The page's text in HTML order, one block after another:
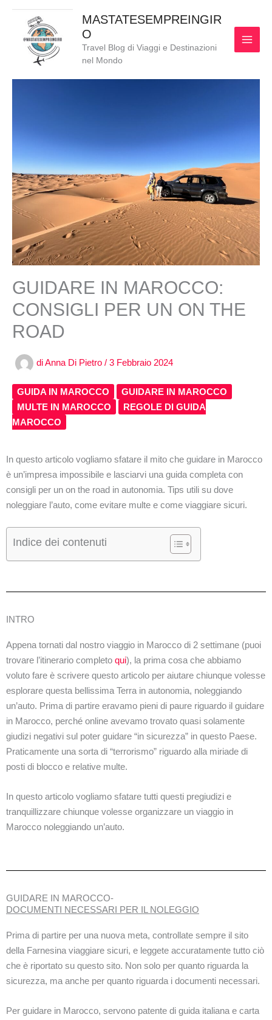
contenuto
MASTATESEMPREINGIR
O
Travel Blog di Viaggi e Destinazioni
nel Mondo
GUIDARE IN MAROCCO:
CONSIGLI PER UN ON THE
ROAD
diAnna Di Pietro / 3 Febbraio 2024
GUIDA IN MAROCCO
GUIDARE IN MAROCCO
MULTE IN MAROCCO
REGOLE DI GUIDA
MAROCCO
In questo articolo vogliamo sfatare il mito che guidare in Marocco
è un’impresa impossibile e lasciarvi una guida completa con
consigli per un on the road in autonomia. Tips utili su dove
noleggiare l’auto, come evitare multe e come viaggiare sicuri.
Indice dei contenuti
INTRO
Appena tornati dal nostro viaggio in Marocco di 2 settimane (puoi
trovare l’itinerario completo qui), la prima cosa che abbiamo
voluto fare è scrivere questo articolo per aiutare chiunque volesse
esplorare questa bellissima Terra in autonomia, noleggiando
un’auto. Prima di partire eravamo pieni di paure riguardo il guidare
in Marocco, perché online avevamo trovato quasi solamente
giudizi negativi sul poter guidare “in sicurezza” in questo Paese.
Praticamente una sorta di “terrorismo” riguardo alla miriade di
posti di blocco e relative multe.
In questo articolo vogliamo sfatare tutti questi pregiudizi e
tranquillizzare chiunque volesse organizzare un viaggio in
Marocco noleggiando un’auto.
GUIDARE IN MAROCCO-
DOCUMENTI NECESSARI PER IL NOLEGGIO
Prima di partire per una nuova meta, controllate sempre il sito
della Farnesina viaggiare sicuri, e leggete accuratamente tutto ciò
che è riportato su questo sito. Non solo per quanto riguarda la
sicurezza, ma anche per quanto riguarda i documenti necessari.
Per guidare in Marocco, servono patente di guida italiana e carta